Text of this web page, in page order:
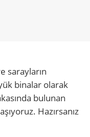
sarayların
binalar olarak
bulunan
Hazırsanız